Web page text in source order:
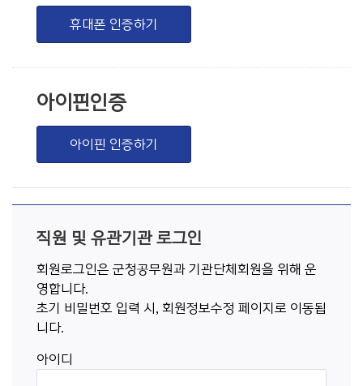
휴대폰 인증하기
아이핀인증
아이핀 인증하기
직원 및 유관기관 로그인
회원로그인은 군청공무원과 기관단체회원을 위해 운
영합니다.
초기 비밀번호 입력 시, 회원정보수정 페이지로 이동됩
니다.
아이디